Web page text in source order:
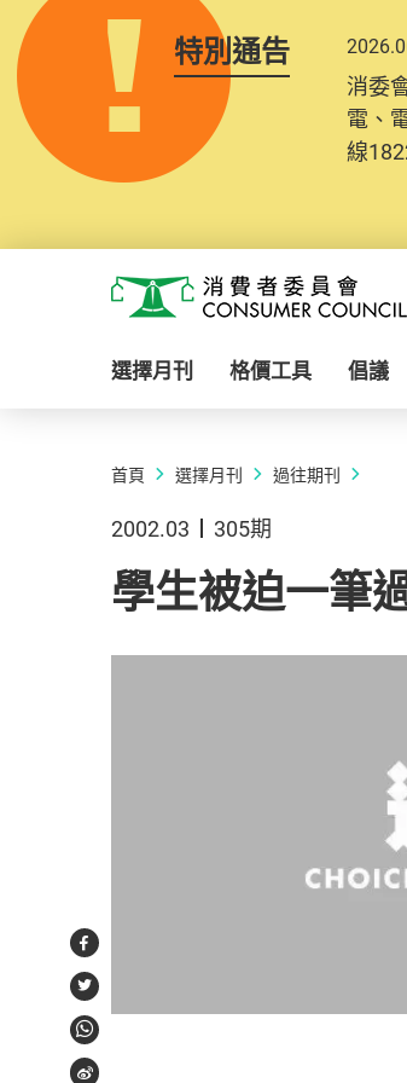
特別通告
消委
電、
線
消費者委員會
選擇月刊 格價工具 倡議
首頁 選擇月刊 過往期刊
2002.03 305期
學生被迫一筆
Facebook
Twitter
WhatsApp